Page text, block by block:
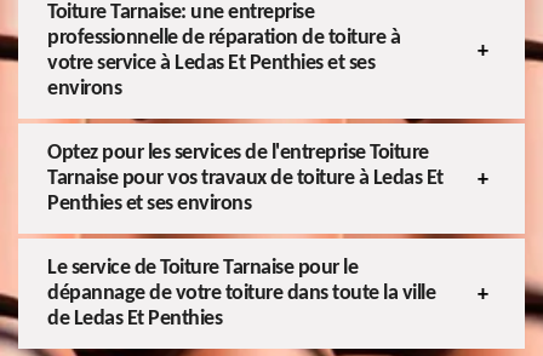
Toiture Tarnaise: une entreprise
professionnelle de réparation de toiture à
votre service à Ledas Et Penthies et ses
environs
Optez pour les services de l'entreprise Toiture
Tarnaise pour vos travaux de toiture à Ledas Et
Penthies et ses environs
Le service de Toiture Tarnaise pour le
dépannage de votre toiture dans toute la ville
de Ledas Et Penthies